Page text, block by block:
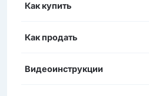
Как купить
Как продать
Видеоинструкции